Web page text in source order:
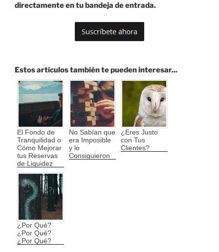
directamente en tu bandeja de entrada.
Estos artículos también te pueden interesar...
El Fondo de
Tranquilidad o
Cómo Mejorar
tus Reservas
de Liquidez
No Sabían que
era Imposible
y lo
Consiguieron
¿Eres Justo
con Tus
Clientes?
¿Por Qué?
¿Por Qué?
¿Por Qué?